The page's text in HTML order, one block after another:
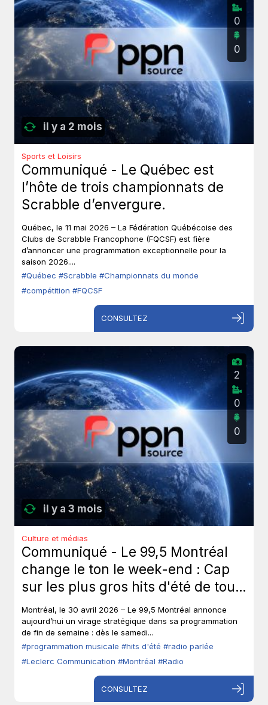
il y a 2 mois
0
0
Sports et Loisirs
Communiqué - Le Québec est
l’hôte de trois championnats de
Scrabble d’envergure.
Québec, le 11 mai 2026 – La Fédération Québécoise des
Clubs de Scrabble Francophone (FQCSF) est fière
d’annoncer une programmation exceptionnelle pour la
saison 2026....
#Québec #Scrabble #Championnats du monde
#compétition #FQCSF
CONSULTEZ
il y a 3 mois
2
0
0
Culture et médias
Communiqué - Le 99,5 Montréal
change le ton le week-end : Cap
sur les plus gros hits d'été de tous
les temps, sans toucher à ses voix
fortes en semaine.
Montréal, le 30 avril 2026 – Le 99,5 Montréal annonce
aujourd’hui un virage stratégique dans sa programmation
de fin de semaine : dès le samedi...
#programmation musicale #hits d'été #radio parlée
#Leclerc Communication #Montréal #Radio
CONSULTEZ